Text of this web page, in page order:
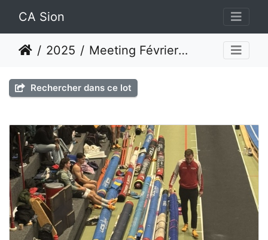
CA Sion
2025 Meeting Février 2025 - Macolin
Rechercher dans ce lot